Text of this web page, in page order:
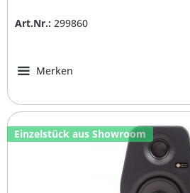
Art.Nr.: 299860
Merken
Einzelstück aus Showroom